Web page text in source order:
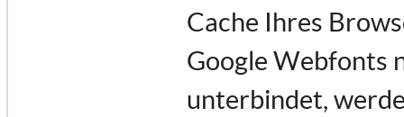
Cache Ihres
Google Webfonts
unterbindet,